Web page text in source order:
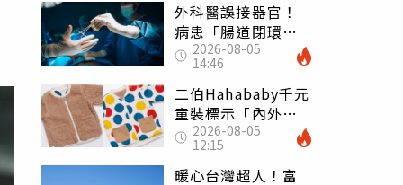
外科醫誤接器官！
病患「腸道閉環」
無法排便險死 同
行看傻：糟糕至極
2026-08-05
14:46
二伯Hahababy千元
童裝標示「內外層
皆純棉」 SGS檢
測證明：內裡100%
聚酯纖維
2026-08-05
12:15
暖心台灣超人！富